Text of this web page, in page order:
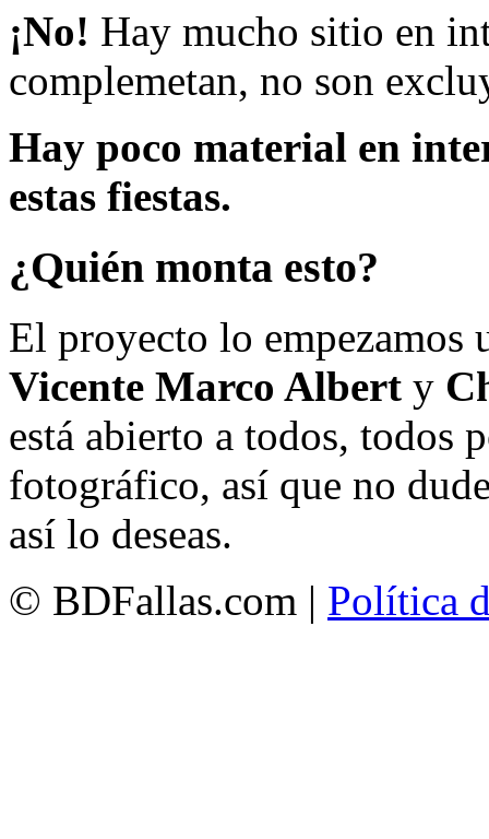
¡No! Hay mucho sitio en
complemetan, no son
Hay poco material en
estas fiestas.
¿Quién monta esto?
El proyecto lo empezamos
Vicente Marco Albert y
está abierto a todos, todos
fotográfico, así que no
así lo deseas.
© BDFallas.com | Política